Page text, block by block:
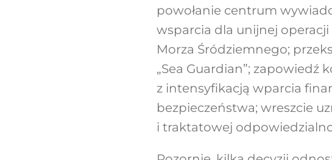
powołanie centrum
wsparcia dla unijnej
Morza Śródziemnego;
„Sea Guardian”;
z intensyfikacją wparcia
bezpieczeństwa; wreszcie
i traktatowej